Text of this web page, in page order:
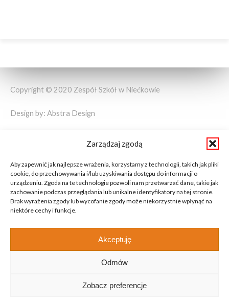
Zarządzaj zgodą
Aby zapewnić jak najlepsze wrażenia, korzystamy z technologii, takich jak pliki
cookie, do przechowywania i/lub uzyskiwania dostępu do informacji o
urządzeniu. Zgoda na te technologie pozwoli nam przetwarzać dane, takie jak
zachowanie podczas przeglądania lub unikalne identyfikatory na tej stronie.
Brak wyrażenia zgody lub wycofanie zgody może niekorzystnie wpłynąć na
niektóre cechy i funkcje.
Akceptuję
Odmów
Zobacz preferencje
Copyright © 2020 Zespół Szkół w Niećkowie
Design by: Abstra Design